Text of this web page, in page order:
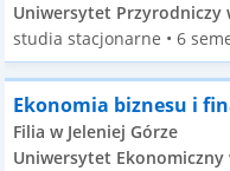
Uniwersytet Przyrodniczy
studia stacjonarne • 6
Ekonomia biznesu i
Filia w Jeleniej Górze
Uniwersytet Ekonomiczny